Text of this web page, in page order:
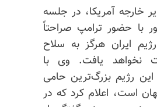
خارجه آمریکا، در جلسه
با حضور ترامپ صراحتاً
ایران هرگز به سلاح
نخواهد یافت. وی با
این رژیم بزرگ‌ترین حامی
است، اعلام کرد که در